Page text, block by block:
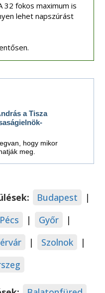
32 fokos maximum is
lehet napszúrást
a Tisza
hogy mikor
meg.
Budapest
|
Pécs | Győr
|
| Szolnok
|